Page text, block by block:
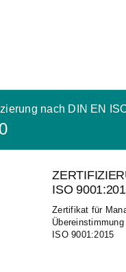
nach DIN EN
ISO
Zertifikat für
ISO 9001:2015